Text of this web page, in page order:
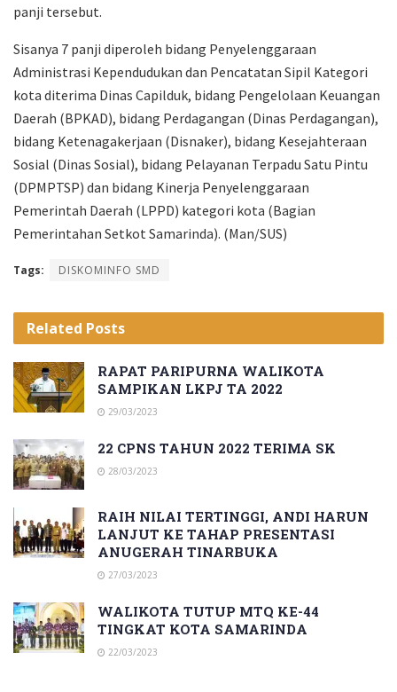
panji tersebut.
Sisanya 7 panji diperoleh bidang Penyelenggaraan
Administrasi Kependudukan dan Pencatatan Sipil Kategori
kota diterima Dinas Capilduk, bidang Pengelolaan Keuangan
Daerah (BPKAD), bidang Perdagangan (Dinas Perdagangan),
bidang Ketenagakerjaan (Disnaker), bidang Kesejahteraan
Sosial (Dinas Sosial), bidang Pelayanan Terpadu Satu Pintu
(DPMPTSP) dan bidang Kinerja Penyelenggaraan
Pemerintah Daerah (LPPD) kategori kota (Bagian
Pemerintahan Setkot Samarinda). (Man/SUS)
Tags: DISKOMINFO SMD
Related Posts
RAPAT PARIPURNA WALIKOTA
SAMPIKAN LKPJ TA 2022
29/03/2023
22 CPNS TAHUN 2022 TERIMA SK
28/03/2023
RAIH NILAI TERTINGGI, ANDI HARUN
LANJUT KE TAHAP PRESENTASI
ANUGERAH TINARBUKA
27/03/2023
WALIKOTA TUTUP MTQ KE-44
TINGKAT KOTA SAMARINDA
22/03/2023